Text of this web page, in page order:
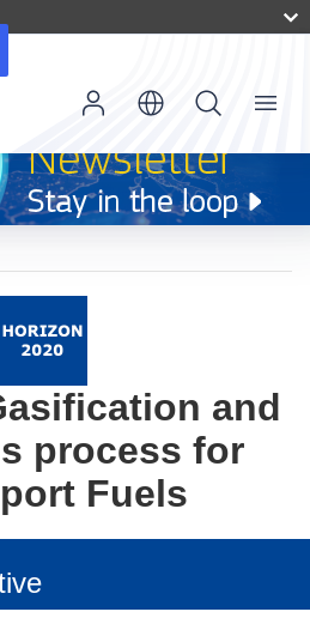
Menu
and
process for
Fuels